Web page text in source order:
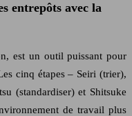
entrepôts avec la
est un outil puissant pour
cinq étapes – Seiri (trier),
(standardiser) et Shitsuke
de travail plus